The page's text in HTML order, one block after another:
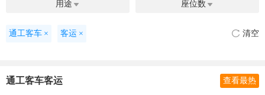
用途  座位数 
通工客车 × 客运 × 清空
通工客车客运 查看最热